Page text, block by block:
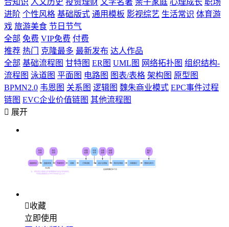
合知识 人文历史 投资理财 文学名著 亲子家庭 心理成长 职场
进阶 个性风格 基础版式 通用模板 影视综艺 生活常识 体育游
戏 旅游美食 节日节气
全部 免费 VIP免费 付费
推荐 热门 克隆最多 最新发布 达人作品
全部 基础流程图 甘特图 ER图 UML图 网络拓扑图 组织结构-
流程图 泳道图 平面图 电路图 图表/表格 架构图 原型图
BPMN2.0 韦恩图 关系图 逻辑图 魏朱商业模式 EPC事件过程
链图 EVC企业价值链图 其他流程图
 展开
收藏
立即使用